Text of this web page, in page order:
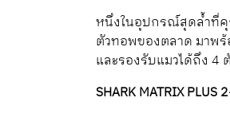
หนึ่งในอุปกรณ์สุดล้ำที่คุ
ตัวทอพของตลาด มาพร้
และรองรับแมวได้ถึง 4
SHARK MATRIX